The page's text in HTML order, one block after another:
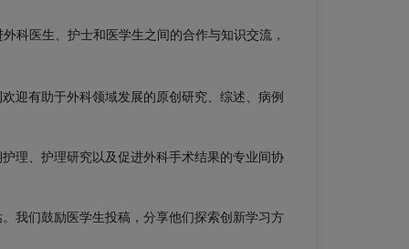
科医生、护士和医学生之间的合作与知识交流，
迎有助于外科领域发展的原创研究、综述、病例
理、护理研究以及促进外科手术结果的专业间协
我们鼓励医学生投稿，分享他们探索创新学习方